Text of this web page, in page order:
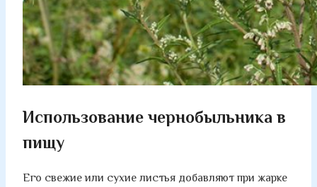
Использование чернобыльника в
пищу
Его свежие или сухие листья добавляют при жарке